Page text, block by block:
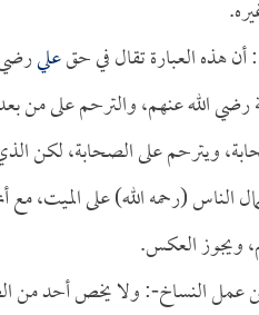
هذه العبارة تقال في حقعلي
رضي الله عنهم، والترحم على
ويترحم على الصحابة، لكن
الناس (رحمه الله) على الميت،
ويجوز العكس.
عمل النساخ-: ولا يخص أحد من